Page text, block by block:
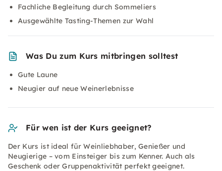
Fachliche Begleitung durch Sommeliers
Ausgewählte Tasting-Themen zur Wahl
Was Du zum Kurs mitbringen solltest
Gute Laune
Neugier auf neue Weinerlebnisse
Für wen ist der Kurs geeignet?
Der Kurs ist ideal für Weinliebhaber, Genießer und
Neugierige – vom Einsteiger bis zum Kenner. Auch als
Geschenk oder Gruppenaktivität perfekt geeignet.